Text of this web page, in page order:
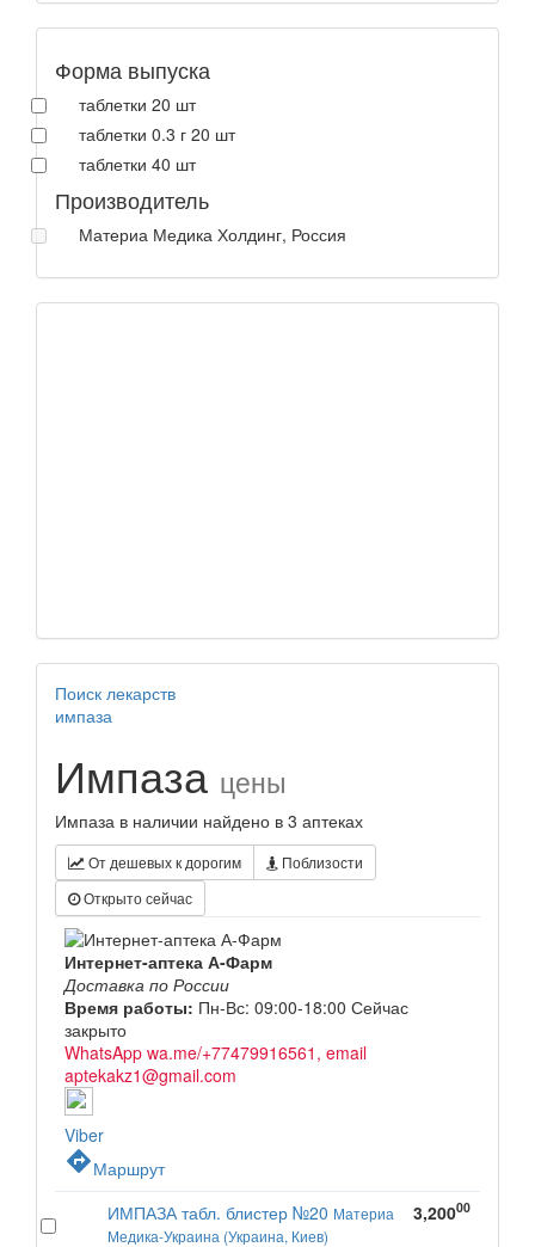
Форма выпуска
таблетки 20 шт
таблетки 0.3 г 20 шт
таблетки 40 шт
Производитель
Материа Медика Холдинг, Россия
Поиск лекарств
импаза
Импаза цены
Импаза в наличии найдено в 3 аптеках
От дешевых к дорогим
Поблизости
Открыто сейчас
Интернет-аптека А-Фарм
Доставка по России
Время работы: Пн-Вс: 09:00-18:00 Сейчас
закрыто
WhatsApp wa.me/+77479916561, email
aptekakz1@gmail.com
Viber
directionsМаршрут
ИМПАЗА табл. блистер №20 Материа
Медика-Украина (Украина, Киев)
3,20000